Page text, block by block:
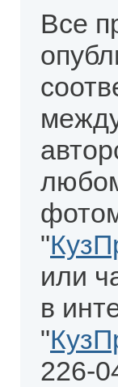
Все
"
или
в
"
226-